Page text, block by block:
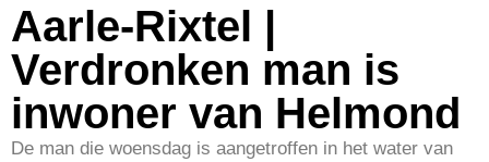
Aarle-Rixtel |
Verdronken man is
inwoner van Helmond
De man die woensdag is aangetroffen in het water van